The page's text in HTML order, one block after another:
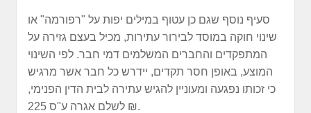
סעיף נוסף שגם כן עטוף במילים יפות על "רפורמה" או
שינוי חוקה במוסד לבירור עתירות, מכיל בעצם גזירה על
המתפקדים והחברים המשלמים דמי חבר. לפי השינוי
המוצע, באופן חסר תקדים, יידרש כל חבר אשר מרגיש
כי זכותו נפגעה ומעוניין להגיש עתירה לבית הדין הפנימי,
לשלם אגרה ע"ס 225 ₪.